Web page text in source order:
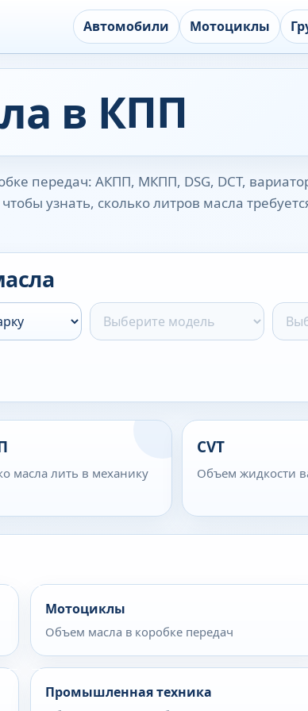
Автомобили Мотоциклы
в КПП
передач: АКПП, МКПП, DSG, DCT,
узнать, сколько литров масла
масла лить в механику
CVT
Объем жидкости
Мотоциклы
Объем масла в коробке передач
Промышленная техника